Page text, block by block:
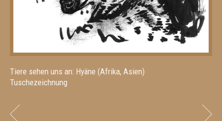
Tiere sehen uns an: Hyäne (Afrika, Asien)
Tuschezeichnung